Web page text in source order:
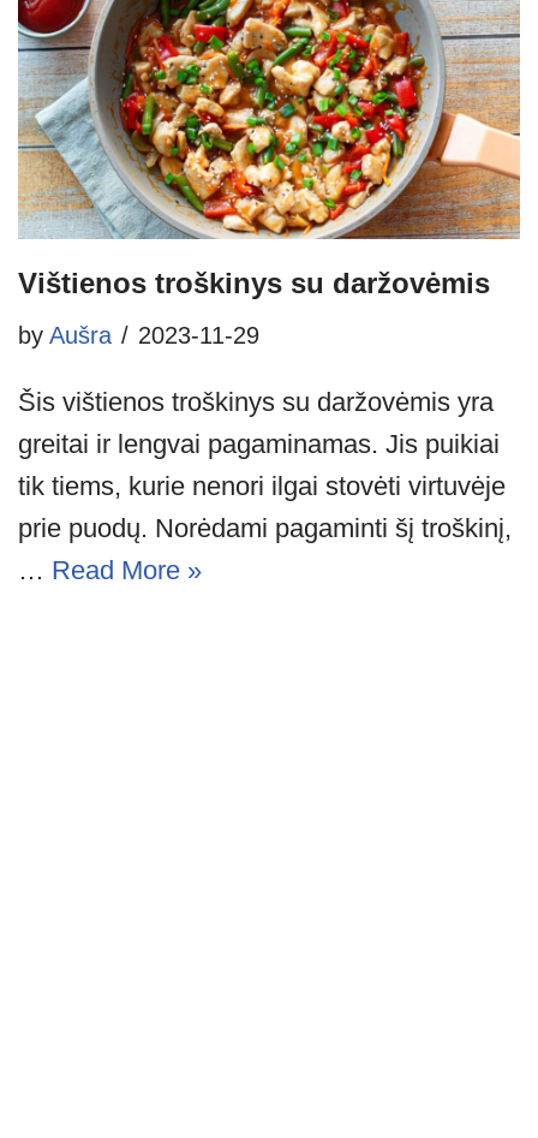
Vištienos troškinys su daržovėmis
by Aušra 2023-11-29
Šis vištienos troškinys su daržovėmis yra
greitai ir lengvai pagaminamas. Jis puikiai
tik tiems, kurie nenori ilgai stovėti virtuvėje
prie puodų. Norėdami pagaminti šį troškinį,
… Read More »